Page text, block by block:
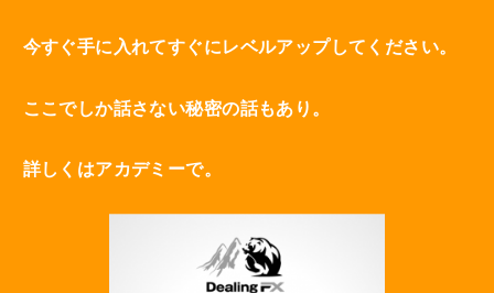
今すぐ手に入れてすぐにレベルアップしてください。
ここでしか話さない秘密の話もあり。
詳しくはアカデミーで。